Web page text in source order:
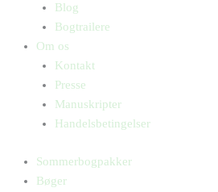
Blog
Bogtrailere
Om os
Kontakt
Presse
Manuskripter
Handelsbetingelser
Sommerbogpakker
Bøger